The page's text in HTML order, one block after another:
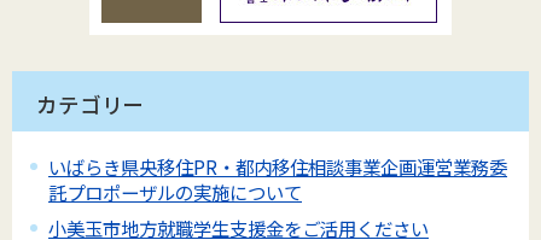
カテゴリー
いばらき県央移住PR・都内移住相談事業企画運営業務委
託プロポーザルの実施について
小美玉市地方就職学生支援金をご活用ください